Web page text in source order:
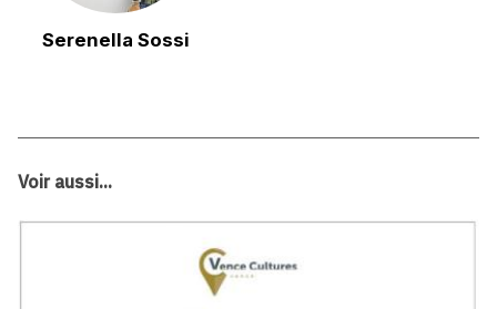
Serenella Sossi
Voir aussi...